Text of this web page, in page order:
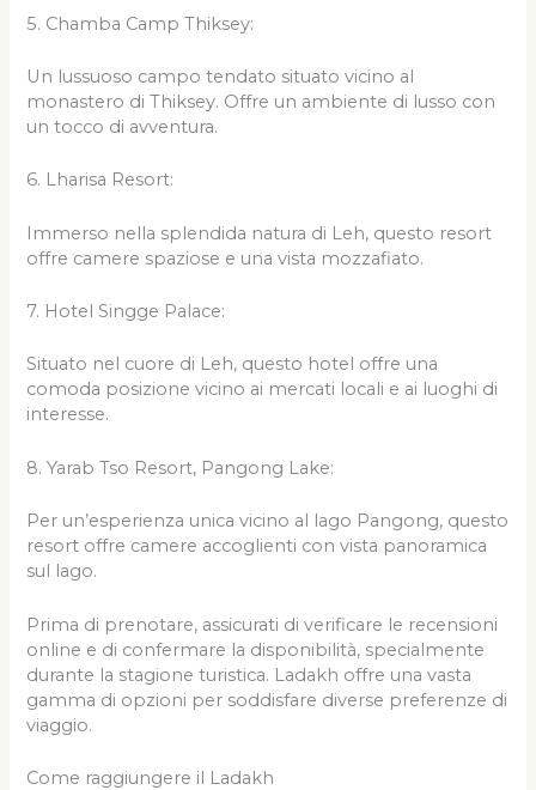
5. Chamba Camp Thiksey:
Un lussuoso campo tendato situato vicino al
monastero di Thiksey. Offre un ambiente di lusso con
un tocco di avventura.
6. Lharisa Resort:
Immerso nella splendida natura di Leh, questo resort
offre camere spaziose e una vista mozzafiato.
7. Hotel Singge Palace:
Situato nel cuore di Leh, questo hotel offre una
comoda posizione vicino ai mercati locali e ai luoghi di
interesse.
8. Yarab Tso Resort, Pangong Lake:
Per un’esperienza unica vicino al lago Pangong, questo
resort offre camere accoglienti con vista panoramica
sul lago.
Prima di prenotare, assicurati di verificare le recensioni
online e di confermare la disponibilità, specialmente
durante la stagione turistica. Ladakh offre una vasta
gamma di opzioni per soddisfare diverse preferenze di
viaggio.
Come raggiungere il Ladakh